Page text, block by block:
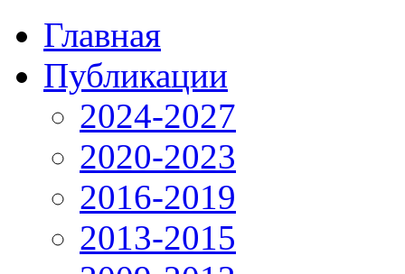
Главная
Публикации
2024-2027
2020-2023
2016-2019
2013-2015